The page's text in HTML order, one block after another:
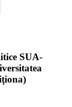
SUA-